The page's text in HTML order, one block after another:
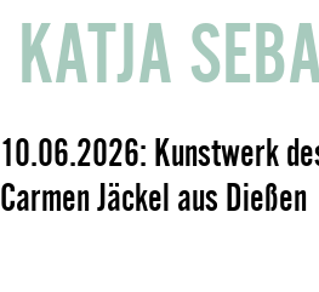
KATJA
10.06.2026: Kunstwerk
Carmen Jäckel aus Dießen